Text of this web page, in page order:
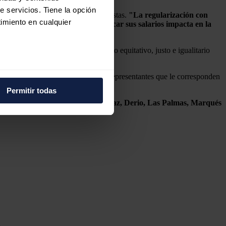
servicios. Tiene la opción
en cualquier
nuestros partners de
Permitir todas
acordado con bancos y bonistas. "La regularización con
y del presidente de duplicar sus salarios impacta en la
que impedirá realizar un tratamiento equitativo, justo e igualitario
fin de determinar el número de representantes que le corresponden
en Alcalá de Henares, Almaraz, Derio, Las Palmas, Marqués